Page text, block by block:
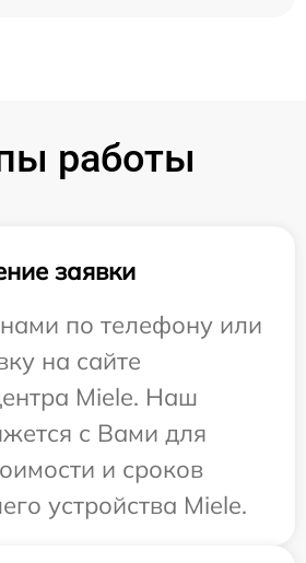
работы
заявки
по телефону или
на сайте
Miele. Наш
с Вами для
и сроков
устройства Miele.